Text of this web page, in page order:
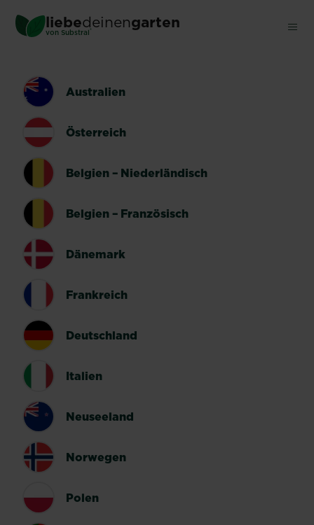
main
liebedeinengarten
von Substral ®
Australien
Österreich
Belgien – Niederländisch
Belgien – Französisch
Dänemark
Frankreich
Deutschland
Italien
Neuseeland
Norwegen
Polen